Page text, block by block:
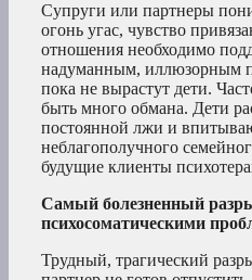
Супруги или партнеры
огонь угас, чувство
отношения необходимо
надуманным, иллюзорным
пока не вырастут дети.
быть много обмана. Дети
постоянной лжи и
неблагополучного
будущие клиенты
Самый болезненный
психосоматическими
Трудный, трагический